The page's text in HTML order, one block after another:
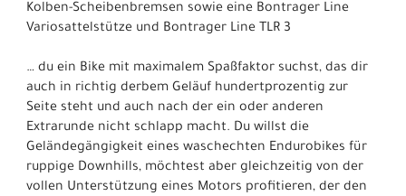
Kolben-Scheibenbremsen sowie eine Bontrager Line
Variosattelstütze und Bontrager Line TLR 3
… du ein Bike mit maximalem Spaßfaktor suchst, das dir
auch in richtig derbem Geläuf hundertprozentig zur
Seite steht und auch nach der ein oder anderen
Extrarunde nicht schlapp macht. Du willst die
Geländegängigkeit eines waschechten Endurobikes für
ruppige Downhills, möchtest aber gleichzeitig von der
vollen Unterstützung eines Motors profitieren, der den